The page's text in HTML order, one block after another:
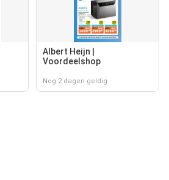
Albert Heijn |
Voordeelshop
Nog 2 dagen geldig